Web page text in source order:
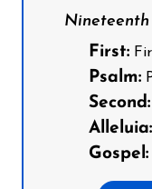
Nineteenth
First:
Psalm:
Second:
Alleluia:
Gospel: